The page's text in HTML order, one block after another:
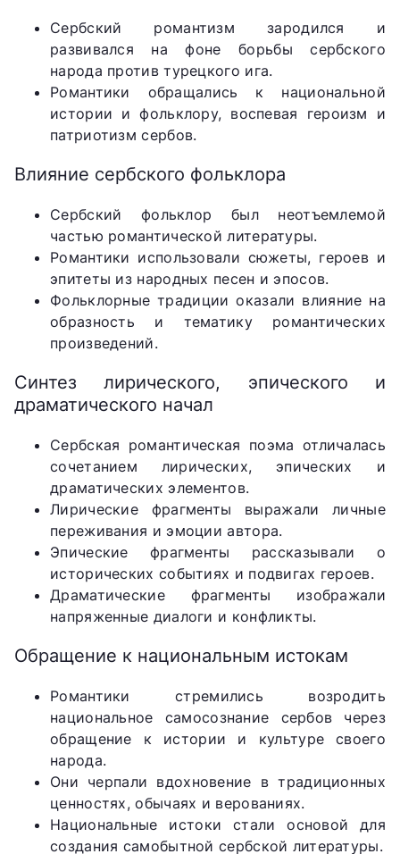
Сербский романтизм зародился и
развивался на фоне борьбы сербского
народа против турецкого ига.
Романтики обращались к национальной
истории и фольклору, воспевая героизм и
патриотизм сербов.
Влияние сербского фольклора
Сербский фольклор был неотъемлемой
частью романтической литературы.
Романтики использовали сюжеты, героев и
эпитеты из народных песен и эпосов.
Фольклорные традиции оказали влияние на
образность и тематику романтических
произведений.
Синтез лирического, эпического и
драматического начал
Сербская романтическая поэма отличалась
сочетанием лирических, эпических и
драматических элементов.
Лирические фрагменты выражали личные
переживания и эмоции автора.
Эпические фрагменты рассказывали о
исторических событиях и подвигах героев.
Драматические фрагменты изображали
напряженные диалоги и конфликты.
Обращение к национальным истокам
Романтики стремились возродить
национальное самосознание сербов через
обращение к истории и культуре своего
народа.
Они черпали вдохновение в традиционных
ценностях, обычаях и верованиях.
Национальные истоки стали основой для
создания самобытной сербской литературы.